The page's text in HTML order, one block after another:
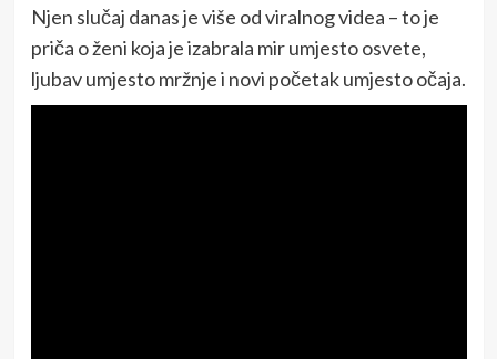
Njen slučaj danas je više od viralnog videa – to je
priča o ženi koja je izabrala mir umjesto osvete,
ljubav umjesto mržnje i novi početak umjesto očaja.